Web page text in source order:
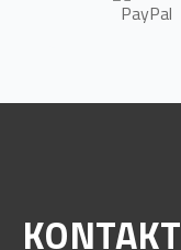
KONTAKT